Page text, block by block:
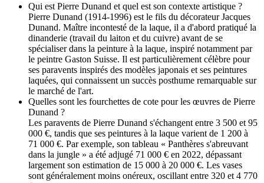
Qui est Pierre Dunand et quel est son contexte artistique ?
Pierre Dunand (1914-1996) est le fils du décorateur Jacques
Dunand. Maître incontesté de la laque, il a d'abord pratiqué la
dinanderie (travail du laiton et du cuivre) avant de se
spécialiser dans la peinture à la laque, inspiré notamment par
le peintre Gaston Suisse. Il est particulièrement célèbre pour
ses paravents inspirés des modèles japonais et ses peintures
laquées, qui connaissent un succès posthume remarquable sur
le marché de l'art.
Quelles sont les fourchettes de cote pour les œuvres de Pierre
Dunand ?
Les paravents de Pierre Dunand s'échangent entre 3 500 et 95
000 €, tandis que ses peintures à la laque varient de 1 200 à
71 000 €. Par exemple, son tableau « Panthères s'abreuvant
dans la jungle » a été adjugé 71 000 € en 2022, dépassant
largement son estimation de 15 000 à 20 000 €. Les vases
sont généralement moins onéreux, oscillant entre 320 et 4 770